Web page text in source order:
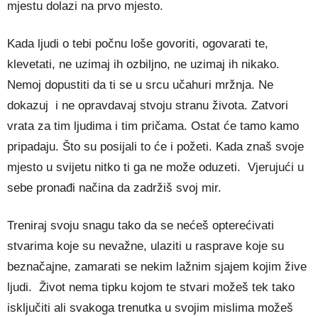
mjestu dolazi na prvo mjesto.
Kada ljudi o tebi počnu loše govoriti, ogovarati te,
klevetati, ne uzimaj ih ozbiljno, ne uzimaj ih nikako.
Nemoj dopustiti da ti se u srcu učahuri mržnja. Ne
dokazuj i ne opravdavaj stvoju stranu života. Zatvori
vrata za tim ljudima i tim pričama. Ostat će tamo kamo
pripadaju. Što su posijali to će i požeti. Kada znaš svoje
mjesto u svijetu nitko ti ga ne može oduzeti. Vjerujući u
sebe pronađi načina da zadržiš svoj mir.
Treniraj svoju snagu tako da se nećeš opterećivati
stvarima koje su nevažne, ulaziti u rasprave koje su
beznačajne, zamarati se nekim lažnim sjajem kojim žive
ljudi. Život nema tipku kojom te stvari možeš tek tako
isključiti ali svakoga trenutka u svojim mislima možeš